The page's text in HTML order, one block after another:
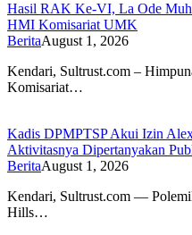
Hasil RAK Ke-VI, La Ode
HMI Komisariat UMK
BeritaAugust 1, 2026
Kendari, Sultrust.com –
Komisariat…
Kadis DPMPTSP Akui Izin
Aktivitasnya Dipertanyakan
BeritaAugust 1, 2026
Kendari, Sultrust.com —
Hills…